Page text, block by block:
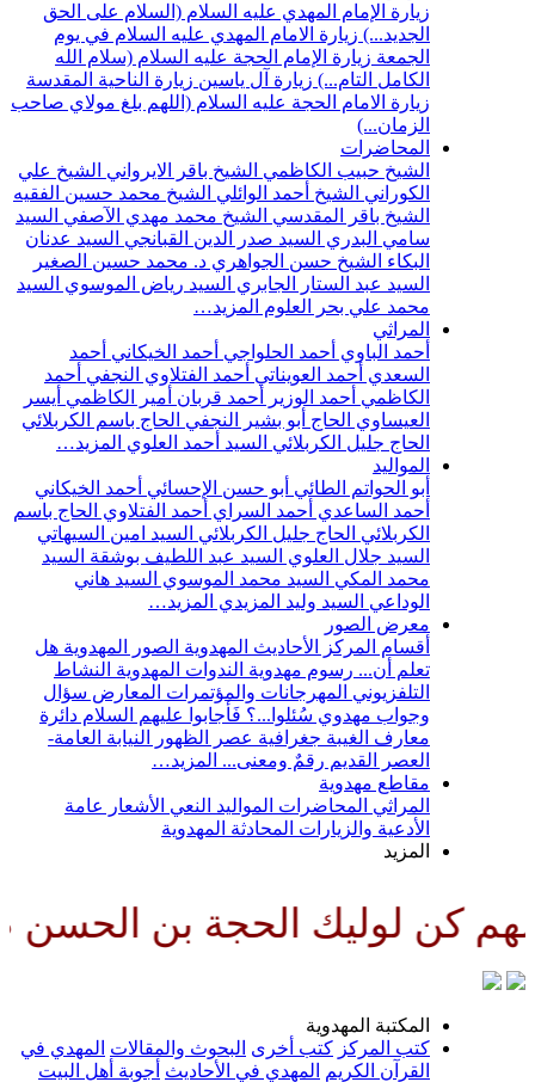
زيارة الإمام المهدي عليه السلام (السلام على الحق
الجديد...) زيارة الامام المهدي عليه السلام في يوم
الجمعة زيارة الإمام الحجة عليه السلام (سلام الله
الكامل التام...) زيارة آل ياسين زيارة الناحية المقدسة
زيارة الامام الحجة عليه السلام (اللهم بلغ مولاي صاحب
الزمان...)
المحاضرات
الشيخ حبيب الكاظمي الشيخ باقر الايرواني الشيخ علي
الكوراني الشيخ أحمد الوائلي الشيخ محمد حسين الفقيه
الشيخ باقر المقدسي الشيخ محمد مهدي الآصفي السيد
سامي البدري السيد صدر الدين القبانجي السيد عدنان
البكاء الشيخ حسن الجواهري د. محمد حسين الصغير
السيد عبد الستار الجابري السيد رياض الموسوي السيد
محمد علي بحر العلوم المزيد…
المراثي
أحمد الباوي أحمد الحلواجي أحمد الخيكاني أحمد
السعدي أحمد العويناتي أحمد الفتلاوي النجفي أحمد
الكاظمي أحمد الوزير أحمد قربان أمير الكاظمي أيسر
العيساوي الحاج أبو بشير النجفي الحاج باسم الكربلائي
الحاج جليل الكربلائي السيد أحمد العلوي المزيد…
المواليد
أبو الحواتم الطائي أبو حسن الإحسائي أحمد الخيكاني
أحمد الساعدي أحمد السراي أحمد الفتلاوي الحاج باسم
الكربلائي الحاج جليل الكربلائي السيد امين السيهاتي
السيد جلال العلوي السيد عبد اللطيف بوشقة السيد
محمد المكي السيد محمد الموسوي السيد هاني
الوداعي السيد وليد المزيدي المزيد…
معرض الصور
أقسام المركز
الأحاديث المهدوية الصور المهدوية هل
تعلم أن... رسوم مهدوية الندوات المهدوية النشاط
التلفزيوني المهرجانات والمؤتمرات المعارض سؤال
وجواب مهدوي سُئلوا...؟ فَأجابوا عليهم السلام دائرة
معارف الغيبة جغرافية عصر الظهور
النيابة العامة-
العصر القديم رقمٌ ومعنى... المزيد…
مقاطع مهدوية
المراثي المحاضرات المواليد النعي الأشعار
عامة
الأدعية والزيارات المحادثة المهدوية
المزيد
الحجة بن الحسن صلواتك
المكتبة المهدوية
كتب المركز كتب أخرى البحوث والمقالات المهدي في
القرآن الكريم
المهدي في الأحاديث أجوبة أهل البيت